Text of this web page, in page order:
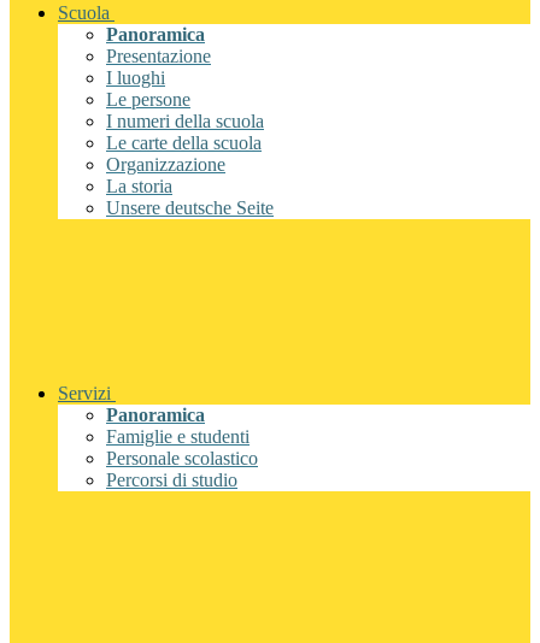
Scuola
Panoramica
Presentazione
I luoghi
Le persone
I numeri della scuola
Le carte della scuola
Organizzazione
La storia
Unsere deutsche Seite
Servizi
Panoramica
Famiglie e studenti
Personale scolastico
Percorsi di studio